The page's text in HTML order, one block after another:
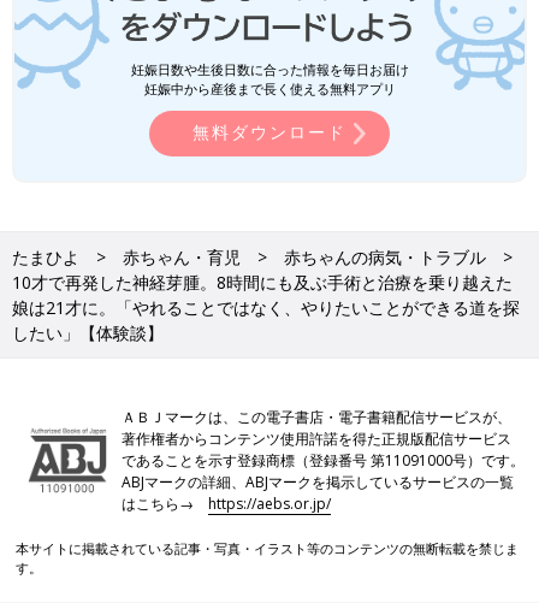
ません。私はレチノイン酸を使ってよかったと考えています」
（みゆきさん）
一乃さんによい未来がひらける可能性がある治療はすべて試す、
と決意していたみゆきさん・浩一さん夫婦。日本では金沢大学附
属病院が唯一行っている小児MIBG内照射療法という方法がある
「MIBGという物質が神経芽腫のがん細胞に取り込まれる性質を
利用して、放射線ヨウ素を標識したMIBGを点滴で投与して、全
身のがん細胞に集中的に放射線を当てて、再々発を防ぐ方法で、
保険適用外治療です。2013年7月22日に検査入院し、８月8日か
費と入院・治療費で90万円程度かかりました」（みゆきさん）
みゆきさん・浩一さん夫婦の切なる願いがかない、一乃さんは12
のときに小児がんの症状がみられない寛解と診断されました。
「一乃は治療の影響で、腎臓や腸などに障害が残り、排泄のコン
妊娠日数や生後日数に合った情報を毎日お届け
妊娠中から産後まで長く使える無料アプリ
無料ダウンロード
たまひよ 赤ちゃん・育児
赤ちゃんの病気・トラブル
10才で再発した神経芽腫。8時間にも及ぶ手術と治療を乗り越えた
娘は21才に。「やれることではなく、やりたいことができる道を探
したい」【体験談】
ＡＢＪマークは、この電子書店・電子書籍配信サービスが、
著作権者からコンテンツ使用許諾を得た正規版配信サービス
であることを示す登録商標（登録番号 第11091000号）です。
ABJマークの詳細、ABJマークを掲示しているサービスの一覧
はこちら→https://aebs.or.jp/
本サイトに掲載されている記事・写真・イラスト等のコンテンツの無断転載を禁じま
す。